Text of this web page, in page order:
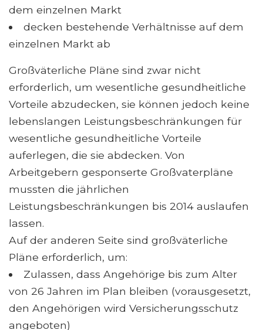
dem einzelnen Markt
decken bestehende Verhältnisse auf dem
einzelnen Markt ab
Großväterliche Pläne sind zwar nicht
erforderlich, um wesentliche gesundheitliche
Vorteile abzudecken, sie können jedoch keine
lebenslangen Leistungsbeschränkungen für
wesentliche gesundheitliche Vorteile
auferlegen, die sie abdecken. Von
Arbeitgebern gesponserte Großvaterpläne
mussten die jährlichen
Leistungsbeschränkungen bis 2014 auslaufen
lassen.
Auf der anderen Seite sind großväterliche
Pläne erforderlich, um:
Zulassen, dass Angehörige bis zum Alter
von 26 Jahren im Plan bleiben (vorausgesetzt,
den Angehörigen wird Versicherungsschutz
angeboten)